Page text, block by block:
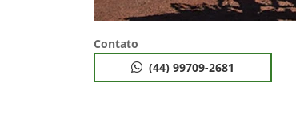
Contato
(44) 99709-2681